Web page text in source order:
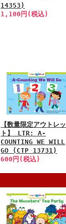
14353)
1,100円(税込)
【数量限定アウトレッ
ト】 LTR: A-
COUNTING WE WILL
GO (CTP 13731)
600円(税込)